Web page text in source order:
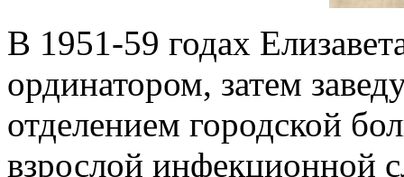
В 1951-59 годах
ординатором, затем
отделением городской
взрослой инфекционной